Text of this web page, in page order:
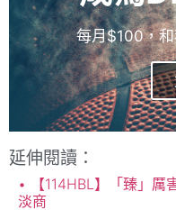
每月$100，
延伸閱讀：
【114HBL】「臻」
淡商